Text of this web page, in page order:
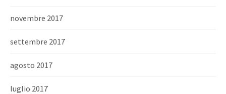
novembre 2017
settembre 2017
agosto 2017
luglio 2017